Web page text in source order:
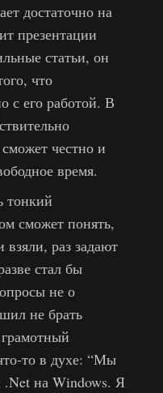
достаточно на
презентации
статьи, он
что
с его работой. В
честно и
время.
тонкий
сможет понять,
взяли, раз задают
стал бы
не о
не брать
то в духе: “Мы
.Net на Windows. Я